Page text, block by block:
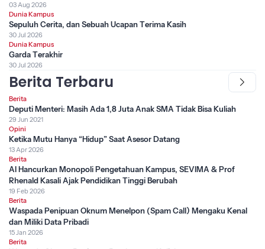
03 Aug 2026
Dunia Kampus
Sepuluh Cerita, dan Sebuah Ucapan Terima Kasih
30 Jul 2026
Dunia Kampus
Garda Terakhir
30 Jul 2026
Berita Terbaru
Berita
Deputi Menteri: Masih Ada 1,8 Juta Anak SMA Tidak Bisa Kuliah
29 Jun 2021
Opini
Ketika Mutu Hanya “Hidup” Saat Asesor Datang
13 Apr 2026
Berita
AI Hancurkan Monopoli Pengetahuan Kampus, SEVIMA & Prof
Rhenald Kasali Ajak Pendidikan Tinggi Berubah
19 Feb 2026
Berita
Waspada Penipuan Oknum Menelpon (Spam Call) Mengaku Kenal
dan Miliki Data Pribadi
15 Jan 2026
Berita